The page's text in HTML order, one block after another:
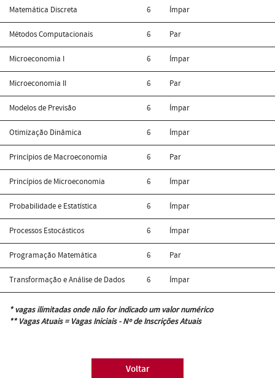
Matemática Discreta 6 Ímpar
Métodos Computacionais 6 Par
Microeconomia I 6 Ímpar
Microeconomia II 6 Par
Modelos de Previsão 6 Ímpar
Otimização Dinâmica 6 Ímpar
Princípios de Macroeconomia 6 Par
Princípios de Microeconomia 6 Ímpar
Probabilidade e Estatística 6 Ímpar
Processos Estocásticos 6 Ímpar
Programação Matemática 6 Par
Transformação e Análise de Dados 6 Ímpar
* vagas ilimitadas onde não for indicado um valor numérico
** Vagas Atuais = Vagas Iniciais - Nº de Inscrições Atuais
Voltar